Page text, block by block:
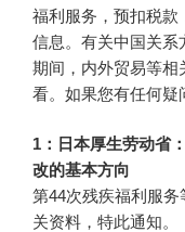
福利服务，预扣税款
信息。有关中国关系
期间，内外贸易等相
看。如果您有任何疑
1：日本厚生劳动省
改的基本方向
第44次残疾福利服
关资料，特此通知。